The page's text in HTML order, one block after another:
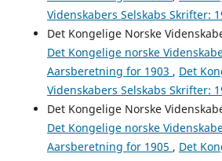
Videnskabers Selskabs Skrifter:
Det Kongelige Norske
Det Kongelige norske
Aarsberetning for 1903 , Det
Videnskabers Selskabs Skrifter:
Det Kongelige Norske
Det Kongelige norske
Aarsberetning for 1905 , Det